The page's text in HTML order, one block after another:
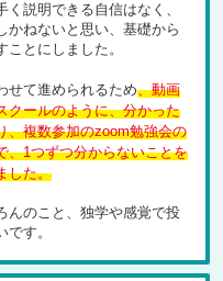
説明できる自信はなく、
かねないと思い、基礎から
とにしました。
せて進められるため、動画
クールのように、分かった
、複数参加のzoom勉強会の
、1つずつ分からないことを
した。
んのこと、独学や感覚で投
す。